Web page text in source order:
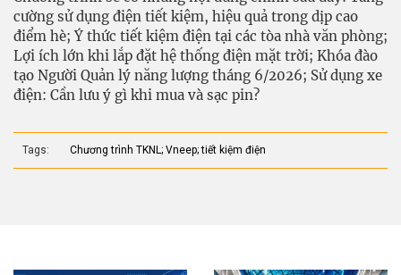
cường sử dụng điện tiết kiệm, hiệu quả trong dịp cao
điểm hè; Ý thức tiết kiệm điện tại các tòa nhà văn phòng;
Lợi ích lớn khi lắp đặt hệ thống điện mặt trời; Khóa đào
tạo Người Quản lý năng lượng tháng 6/2026; Sử dụng xe
điện: Cần lưu ý gì khi mua và sạc pin?
Tags: Chương trình TKNL; Vneep; tiết kiệm điện